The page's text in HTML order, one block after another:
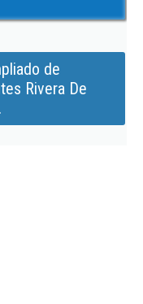
de
Rivera De